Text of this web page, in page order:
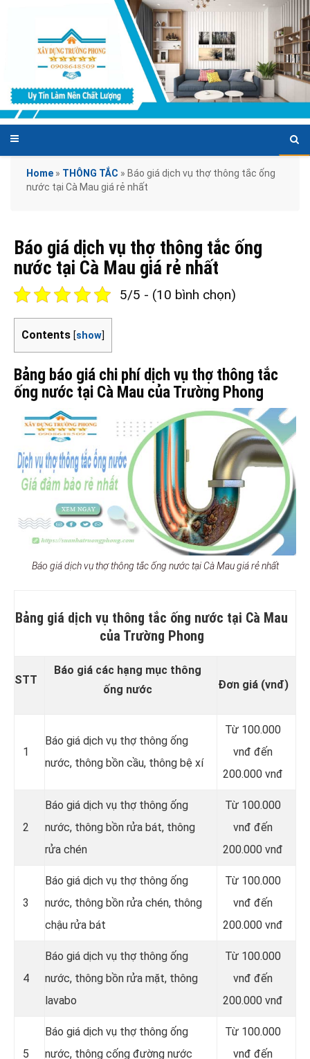
Home » THÔNG TẮC » Báo giá dịch vụ thợ thông tắc ống
nước tại Cà Mau giá rẻ nhất
Báo giá dịch vụ thợ thông tắc ống
nước tại Cà Mau giá rẻ nhất
5/5 - (10 bình chọn)
Contents [show]
Bảng báo giá chi phí dịch vụ thợ thông tắc
ống nước tại Cà Mau của Trường Phong
Báo giá dịch vụ thợ thông tắc ống nước tại Cà Mau giá rẻ nhất
Bảng giá dịch vụ thông tắc ống nước tại Cà Mau
của Trường Phong
STT
Báo giá các hạng mục thông
ống nước
Đơn giá (vnđ)
1
Báo giá dịch vụ thợ thông ống
nước, thông bồn cầu, thông bệ xí
Từ 100.000
vnđ đến
200.000 vnđ
2
Báo giá dịch vụ thợ thông ống
nước, thông bồn rửa bát, thông
rửa chén
Từ 100.000
vnđ đến
200.000 vnđ
3
Báo giá dịch vụ thợ thông ống
nước, thông bồn rửa chén, thông
chậu rửa bát
Từ 100.000
vnđ đến
200.000 vnđ
4
Báo giá dịch vụ thợ thông ống
nước, thông bồn rửa mặt, thông
lavabo
Từ 100.000
vnđ đến
200.000 vnđ
5
‎Báo giá dịch vụ thợ thông ống
nước, thông cống đường nước
Từ 100.000
vnđ đến